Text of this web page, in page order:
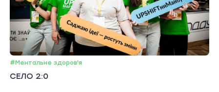
#Ментальне здоров'я
СЕЛО 2:0